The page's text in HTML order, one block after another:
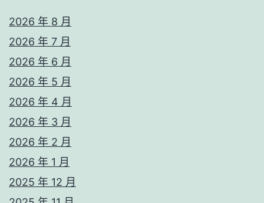
2026 年 8 月
2026 年 7 月
2026 年 6 月
2026 年 5 月
2026 年 4 月
2026 年 3 月
2026 年 2 月
2026 年 1 月
2025 年 12 月